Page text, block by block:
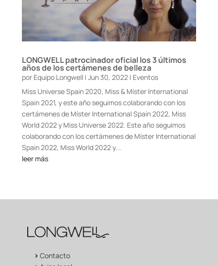
LONGWELL patrocinador oficial los 3 últimos
años de los certámenes de belleza
por Equipo Longwell| Jun 30, 2022| Eventos
Miss Universe Spain 2020, Miss & Míster International
Spain 2021, y este año seguimos colaborando con los
certámenes de Míster International Spain 2022, Miss
World 2022 y Miss Universe 2022. Este año seguimos
colaborando con los certámenes de Míster International
Spain 2022, Miss World 2022 y...
leer más
> Contacto